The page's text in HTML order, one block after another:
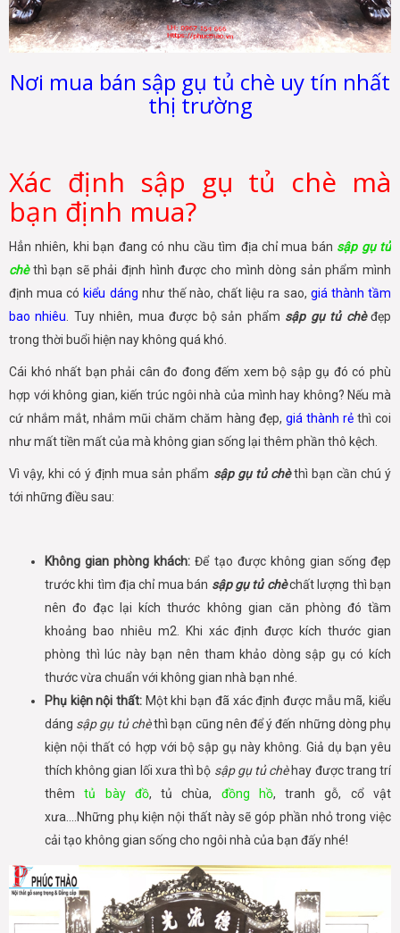
Nơi mua bán sập gụ tủ chè uy tín nhất
thị trường
Xác định sập gụ tủ chè mà
bạn định mua?
Hẳn nhiên, khi bạn đang có nhu cầu tìm địa chỉ mua bán sập gụ tủ
chèthì bạn sẽ phải định hình được cho mình dòng sản phẩm mình
định mua có kiểu dáng như thế nào, chất liệu ra sao, giá thành tầm
bao nhiêu . Tuy nhiên, mua được bộ sản phẩm sập gụ tủ chèđẹp
trong thời buổi hiện nay không quá khó.
Cái khó nhất bạn phải cân đo đong đếm xem bộ sập gụ đó có phù
hợp với không gian, kiến trúc ngôi nhà của mình hay không? Nếu mà
cứ nhắm mắt, nhắm mũi chăm chăm hàng đẹp, giá thành rẻthì coi
như mất tiền mất của mà không gian sống lại thêm phần thô kệch.
Vì vậy, khi có ý định mua sản phẩm sập gụ tủ chèthì bạn cần chú ý
tới những điều sau:
Không gian phòng khách: Để tạo được không gian sống đẹp
trước khi tìm địa chỉ mua bán sập gụ tủ chèchất lượng thì bạn
nên đo đạc lại kích thước không gian căn phòng đó tầm
khoảng bao nhiêu m2. Khi xác định được kích thước gian
phòng thì lúc này bạn nên tham khảo dòng sập gụ có kích
thước vừa chuẩn với không gian nhà bạn nhé.
Phụ kiện nội thất: Một khi bạn đã xác định được mẫu mã, kiểu
dáng sập gụ tủ chèthì bạn cũng nên để ý đến những dòng phụ
kiện nội thất có hợp với bộ sập gụ này không. Giả dụ bạn yêu
thích không gian lối xưa thì bộ sập gụ tủ chèhay được trang trí
thêmtủ bày đồ, tủ chùa, đồng hồ,tranh gỗ, cổ vật
xưa….Những phụ kiện nội thất này sẽ góp phần nhỏ trong việc
cải tạo không gian sống cho ngôi nhà của bạn đấy nhé!